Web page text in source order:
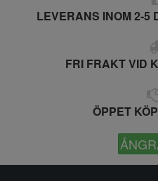
LEVERANS INOM 2-5
FRI FRAKT VID
ÖPPET